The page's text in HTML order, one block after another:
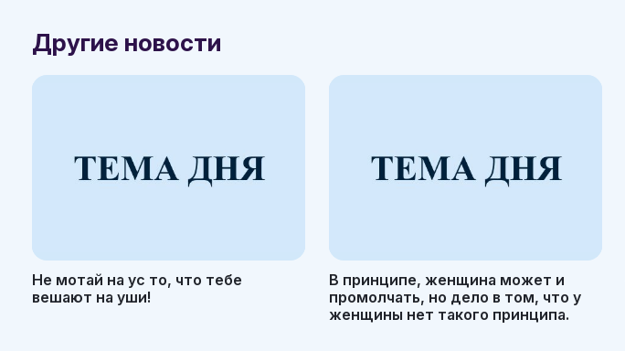
Другие новости
Не мотай на ус то, что тебе
вешают на уши!
В принципе, женщина может и
промолчать, но дело в том, что у
женщины нет такого принципа.